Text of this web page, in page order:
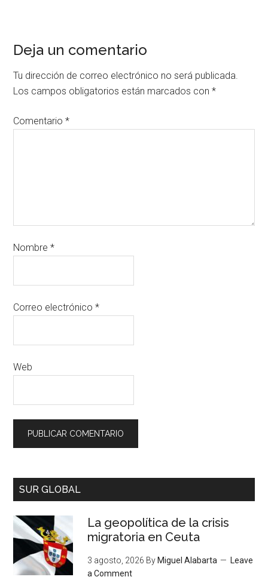
Deja un comentario
Tu dirección de correo electrónico no será publicada.
Los campos obligatorios están marcados con*
Comentario*
Nombre*
Correo electrónico*
Web
SUR GLOBAL
La geopolítica de la crisis
migratoria en Ceuta
3 agosto, 2026 By Miguel Alabarta
Leave
a Comment